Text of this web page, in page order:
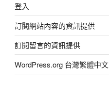
登入
訂閱網站內容的資訊提供
訂閱留言的資訊提供
WordPress.org 台灣繁體中文